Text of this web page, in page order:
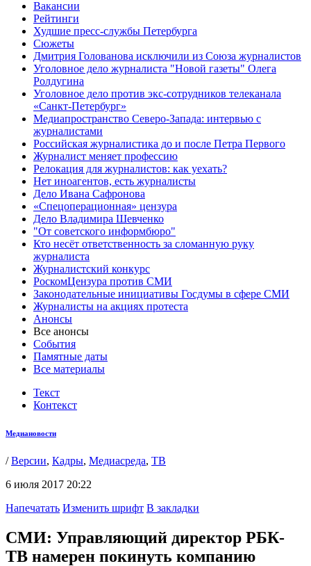
Вакансии
Рейтинги
Худшие пресс-службы Петербурга
Сюжеты
Дмитрия Голованова исключили из Союза журналистов
Уголовное дело журналиста "Новой газеты" Олега
Ролдугина
Уголовное дело против экс-сотрудников телеканала
«Санкт-Петербург»
Медиапространство Северо-Запада: интервью с
журналистами
Российская журналистика до и после Петра Первого
Журналист меняет профессию
Релокация для журналистов: как уехать?
Нет иноагентов, есть журналисты
Дело Ивана Сафронова
«Спецоперационная» цензура
Дело Владимира Шевченко
"От советского информбюро"
Кто несёт ответственность за сломанную руку
журналиста
Журналистский конкурс
РоскомЦензура против СМИ
Законодательные инициативы Госдумы в сфере СМИ
Журналисты на акциях протеста
Анонсы
Все анонсы
События
Памятные даты
Все материалы
Текст
Контекст
Медиановости
/Версии, Кадры, Медиасреда, ТВ
6 июля 2017 20:22
Напечатать Изменить шрифт В закладки
СМИ: Управляющий директор РБК-
ТВ намерен покинуть компанию